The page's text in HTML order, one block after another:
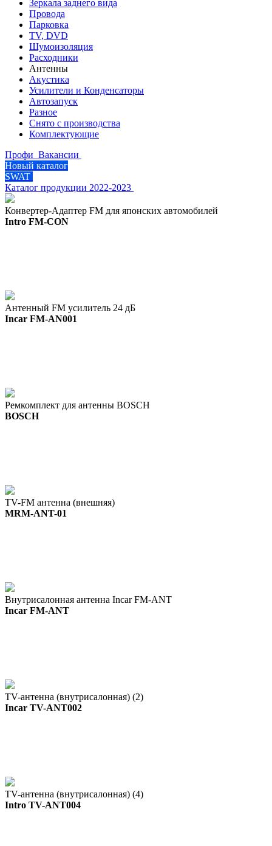
Зеркала заднего вида
Провода
Парковка
TV, DVD
Шумоизоляция
Расходники
Антенны
Акустика
Усилители и Конденсаторы
Автозапуск
Разное
Снято с производства
Комплектующие
Профи Вакансии
Новый каталог
SWAT
Каталог продукции 2022-2023
Конвертер-Адаптер FM для японских автомобилей
Intro FM-CON
Антенный FM усилитель 24 дБ
Incar FM-AN001
Ремкомплект для антенны BOSCH
BOSCH
TV-FM антенна (внешняя)
MRM-ANT-01
Внутрисалонная антенна Incar FM-ANT
Incar FM-ANT
TV-антенна (внутрисалонная) (2)
Incar TV-ANT002
TV-антенна (внутрисалонная) (4)
Intro TV-ANT004